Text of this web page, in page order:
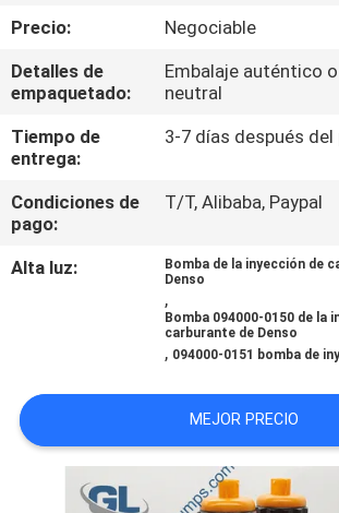
RECORRIDO
POR
FÁBRICA
CONTROL
DE
UNA
CITA
Precio:
Negociable
Detalles de
empaquetado:
Embalaje auténtico
neutral
Tiempo de
entrega:
3-7 días después del
Condiciones de
pago:
T/T, Alibaba, Paypal
Alta luz:
Bomba de la inyección de
Denso
,
Bomba 094000-0150 de la
carburante de Denso
, 094000-0151 bomba de
MEJOR PRECIO